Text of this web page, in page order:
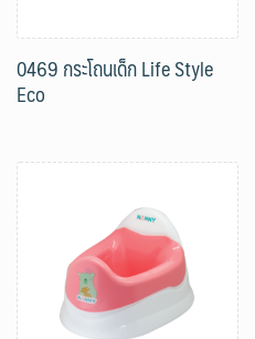
0469 กระโถนเด็ก Life Style
Eco